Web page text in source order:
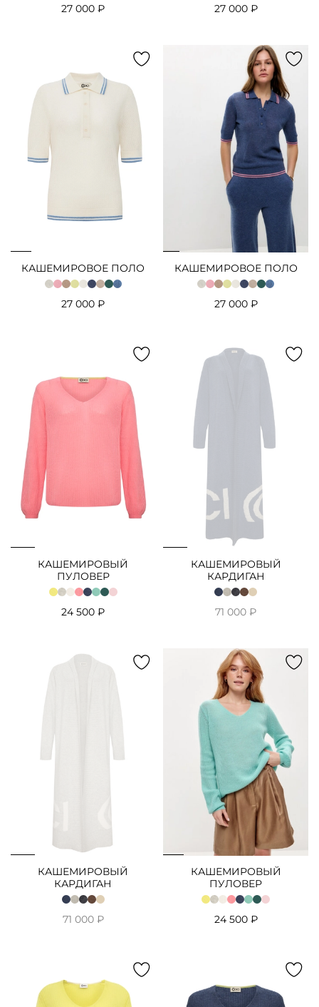
27 000 ₽ 27 000 ₽
КАШЕМИРОВОЕ ПОЛО
27 000 ₽
КАШЕМИРОВОЕ ПОЛО
27 000 ₽
КАШЕМИРОВЫЙ
ПУЛОВЕР
24 500 ₽
Нет в наличии
КАШЕМИРОВЫЙ
КАРДИГАН
71 000 ₽
Нет в наличии
КАШЕМИРОВЫЙ
КАРДИГАН
71 000 ₽
КАШЕМИРОВЫЙ
ПУЛОВЕР
24 500 ₽